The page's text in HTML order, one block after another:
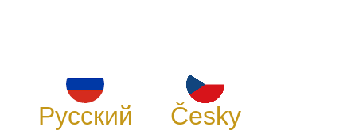
Русский Česky